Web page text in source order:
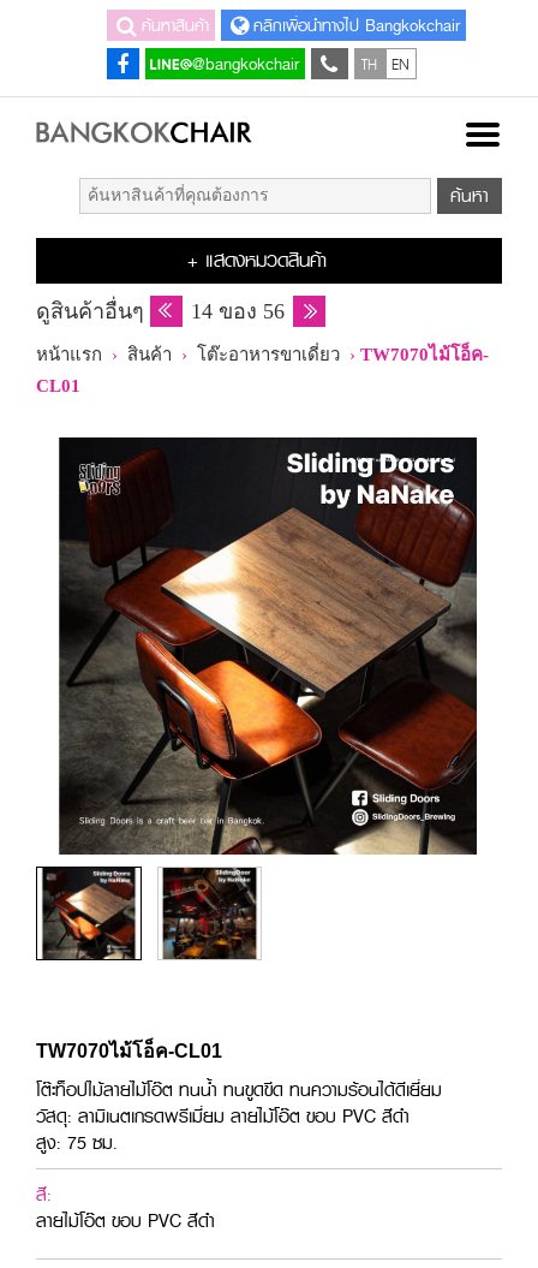
ค้นหาสินค้า
คลิกเพื่อนำทางไป Bangkokchair
@bangkokchair
TH EN
+ แสดงหมวดสินค้า
ดูสินค้าอื่นๆ 14 ของ 56
หน้าแรก › สินค้า › โต๊ะอาหารขาเดี่ยว ›TW7070ไม้โอ็ค-
CL01
TW7070ไม้โอ็ค-CL01
โต๊ะท็อปไม้ลายไม้โอ๊ต ทนน้ำ ทนขูดขีด ทนความร้อนได้ดีเยี่ยม
วัสดุ: ลามิเนตเกรดพรีเมี่ยม ลายไม้โอ๊ต ขอบ PVC สีดำ
สูง: 75 ซม.
สี:
ลายไม้โอ๊ต ขอบ PVC สีดำ